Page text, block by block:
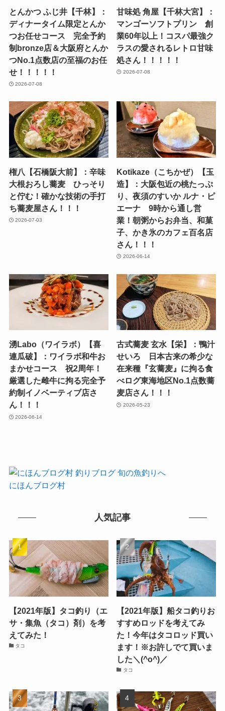
とんかつ ふじ井【千林】：
ディナータイム限定とんか
つお任せコース 完全予約
制bronze店＆大阪府とんか
つNo.1点数店の至福のお任
せ！！！！！
2026-07-08
甘味処 角屋【千林大宮】：
マンゴーソフトプリン 創
業60年以上！コスパ最強ク
ラスの愛されるレトロ甘味
処さん！！！！！
2026-07-08
権八【石橋阪大前】：辛味
大根おろし蕎麦 ひっそり
と佇む！確かな技術の手打
ち蕎麦屋さん！！！
2026-07-03
Kotikaze（こちかぜ）【玉
造】：大阪包近の桃たっぷ
り、夜須のすいか ルナ・ピ
エーナ 9時から通し営
業！朝粥からお弁当、和菓
子、かき氷のカフェ百名店
さん！！！
2026-06-14
湧Labo（ワイラボ）【喜
連瓜破】：ワイラボ和牛お
まかせコース 祝2周年！
厳選した雌牛に拘る完全予
約制イノベーティブ店さ
ん！！！
2026-06-14
古式蕎麦 玄水【栄】：鴨汁
せいろ 日本古来の希少な
在来種『玄蕎麦』に拘る食
べログ東海地区No.1点数蕎
麦店さん！！！
2026-05-23
にほんブログ村
人気記事
【2021年版】タコ釣り（エ
サ・集魚（タコ）剤）を考
えてみた！
タコ
【2021年版】船タコ釣りお
すすめロッドを考えてみ
た！今年はタコロッド買い
ます！※お許しでて買いま
した＼(^o^)／
タコ